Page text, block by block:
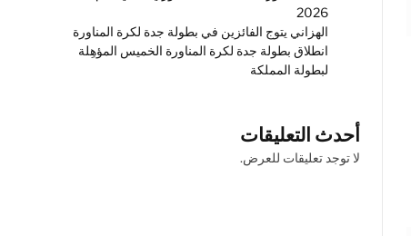
2026
الهزاني يتوج الفائزين في بطولة جدة لكرة المناورة
انطلاق بطولة جدة لكرة المناورة الخميس المؤهِلة
لبطولة المملكة
أحدث التعليقات
لا توجد تعليقات للعرض.